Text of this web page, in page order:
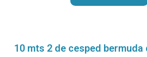
10 mts 2 de cesped